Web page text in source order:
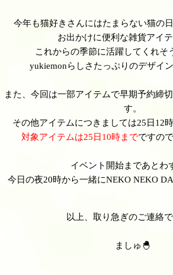
今年も猫好きさんにはたまらない猫の
お出かけに便利な雑貨アイテ
これからの季節に活躍してくれそ
yukiemonらしさたっぷりのデザイ
また、今回は一部アイテムで早期予約締
す。
その他アイテムにつきましては25日12
対象アイテムは25日10時までですの
イベント開始まであとわ
今日の夜20時から一緒にNEKO NEKO
以上、取り急ぎのご連絡で
ましゅ🐣